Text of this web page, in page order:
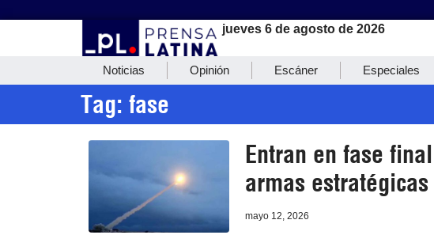
jueves 6 de agosto de 2026
Noticias Opinión Escáner Especiales
Tag: fase
Entran en fase
armas
mayo 12, 2026